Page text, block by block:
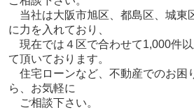
当社は大阪市旭区、都島区、城東
に力を入れており、
現在では４区で合わせて1,000件
て頂いております。
住宅ローンなど、不動産でのお困
ら、お気軽に
ご相談下さい。